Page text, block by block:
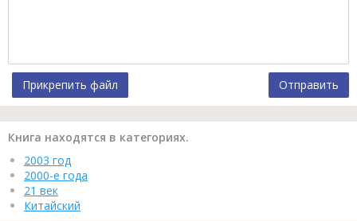
Прикрепить файл Отправить
Книга находятся в категориях.
2003 год
2000-е года
21 век
Китайский